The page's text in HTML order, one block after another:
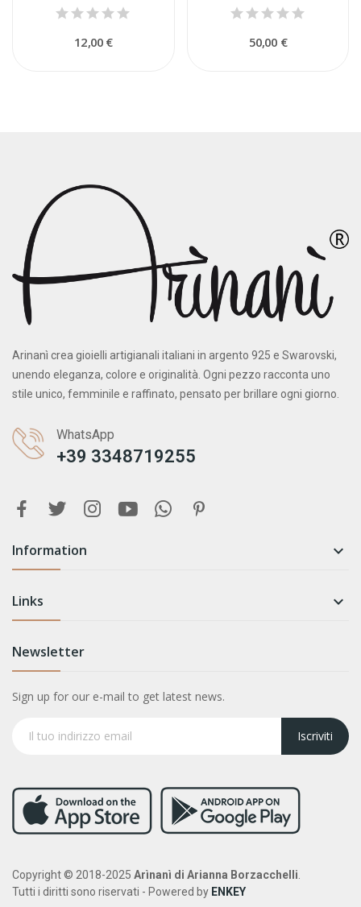
12,00 € 50,00 €
Arinanì crea gioielli artigianali italiani in argento 925 e Swarovski,
unendo eleganza, colore e originalità. Ogni pezzo racconta uno
stile unico, femminile e raffinato, pensato per brillare ogni giorno.
WhatsApp
+39 3348719255
Information 
Links 
Newsletter
Sign up for our e-mail to get latest news.
Iscriviti
Copyright © 2018-2025 Arìnanì di Arianna Borzacchelli
Tutti i diritti sono riservati - Powered by ENKEY